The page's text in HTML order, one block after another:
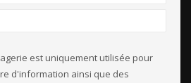
est uniquement utilisée pour
d'information ainsi que des